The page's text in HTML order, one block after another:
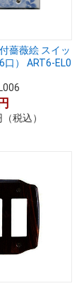
薔薇絵 スイッ
口） ART6-EL0
（税込）